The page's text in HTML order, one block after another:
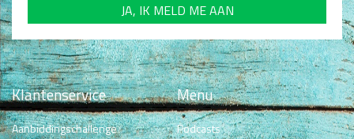
Klantenservice
Aanbiddingschallenge
Menu
Podcasts